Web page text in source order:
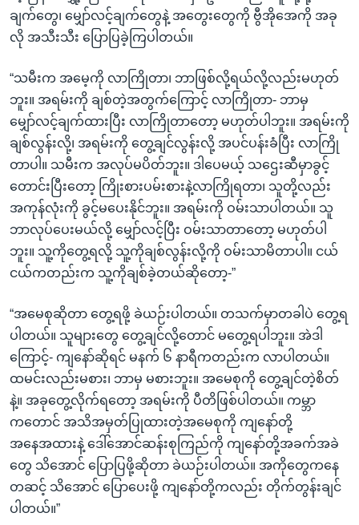
ချက်တွေ၊ မျှော်လင့်ချက်တွေနဲ့ အတွေးတွေကို ဗွီအိုအေကို အခု
လို အသီးသီး ပြောပြခဲ့ကြပါတယ်။
“သမီးက အမေ့ကို လာကြိုတာ၊ ဘာဖြစ်လို့ရယ်လို့လည်းမဟုတ်
ဘူး။ အရမ်းကို ချစ်တဲ့အတွက်ကြောင့် လာကြိုတာ- ဘာမှ
မျှော်လင့်ချက်ထားပြီး လာကြိုတာတော့ မဟုတ်ပါဘူး။ အရမ်းကို
ချစ်လွန်းလို့၊ အရမ်းကို တွေ့ချင်လွန်းလို့ အပင်ပန်းခံပြီး လာကြို
တာပါ။ သမီးက အလုပ်မပိတ်ဘူး။ ဒါပေမယ့် သဌေးဆီမှာခွင့်
တောင်းပြီးတော့ ကြိုးစားပမ်းစားနဲ့လာကြိုရတာ၊ သူတို့လည်း
အကုန်လုံးကို ခွင့်မပေးနိုင်ဘူး။ အရမ်းကို ဝမ်းသာပါတယ်။ သူ
ဘာလုပ်ပေးမယ်လို့ မျှော်လင့်ပြီး ဝမ်းသာတာတော့ မဟုတ်ပါ
ဘူး။ သူ့ကိုတွေ့ရလို့ သူ့ကိုချစ်လွန်းလို့ကို ဝမ်းသာမိတာပါ။ ငယ်
ငယ်ကတည်းက သူ့ကိုချစ်ခဲ့တယ်ဆိုတော့-”
“အမေစုဆိုတာ တွေ့ရဖို့ ခဲယဉ်းပါတယ်။ တသက်မှာတခါပဲ တွေ့ရ
ပါတယ်။ သူများတွေ တွေ့ချင်လို့တောင် မတွေ့ရပါဘူး။ အဲဒါ
ကြောင့်- ကျနော်ဆိုရင် မနက် ၆ နာရီကတည်းက လာပါတယ်။
ထမင်းလည်းမစား၊ ဘာမှ မစားဘူး။ အမေစုကို တွေ့ချင်တဲ့စိတ်
နဲ့။ အခုတွေ့လိုက်ရတော့ အရမ်းကို ပီတိဖြစ်ပါတယ်။ ကမ္ဘာ
ကတောင် အသိအမှတ်ပြုထားတဲ့အမေစုကို ကျနော်တို့
အနေအထားနဲ့ ဒေါ်အောင်ဆန်းစုကြည်ကို ကျနော်တို့အခက်အခဲ
တွေ သိအောင် ပြောပြဖို့ဆိုတာ ခဲယဉ်းပါတယ်။ အကိုတွေကနေ
တဆင့် သိအောင် ပြောပေးဖို့ ကျနော်တို့ကလည်း တိုက်တွန်းချင်
ပါတယ်။”